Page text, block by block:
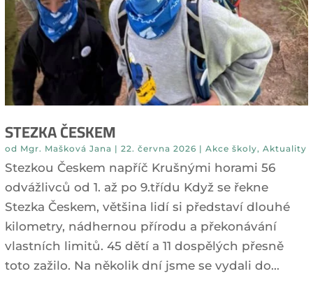
STEZKA ČESKEM
od Mgr. Mašková Jana | 22. června 2026 | Akce školy, Aktuality
Stezkou Českem napříč Krušnými horami 56
odvážlivců od 1. až po 9.třídu Když se řekne
Stezka Českem, většina lidí si představí dlouhé
kilometry, nádhernou přírodu a překonávání
vlastních limitů. 45 dětí a 11 dospělých přesně
toto zažilo. Na několik dní jsme se vydali do...